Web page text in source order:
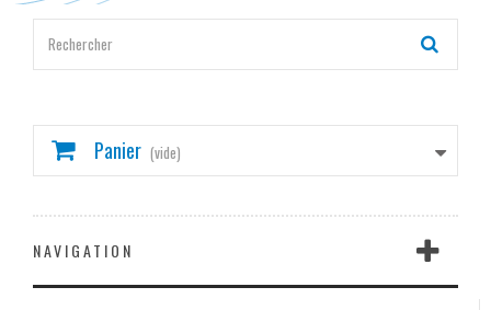
Panier (vide)
NAVIGATION